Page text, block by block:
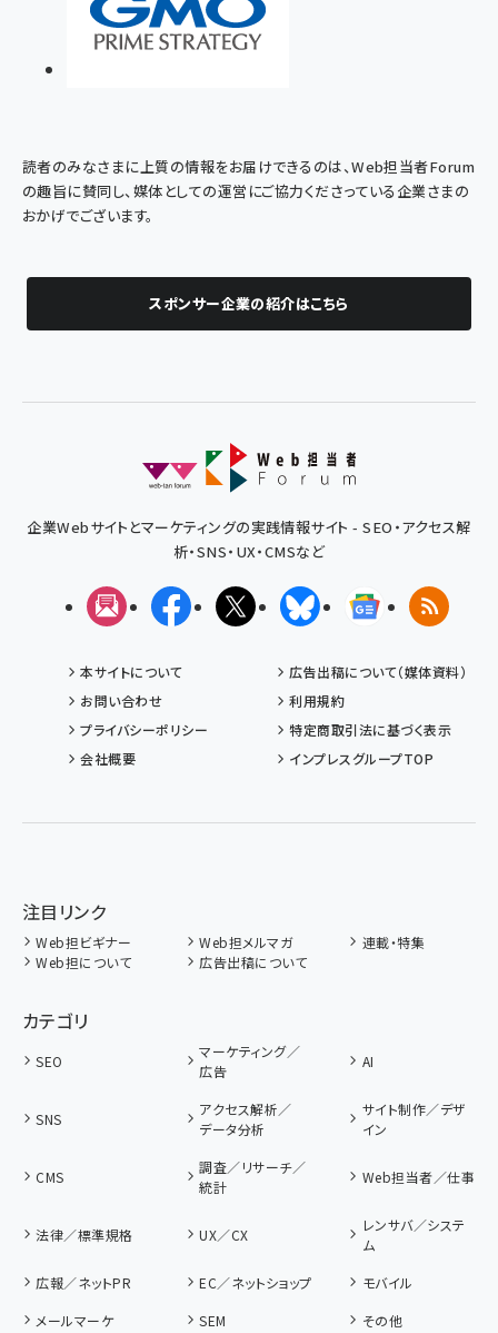
読者のみなさまに上質の情報をお届けできるのは、Web担当者Forum
の趣旨に賛同し、媒体としての運営にご協力くださっている企業さまの
おかげでございます。
スポンサー企業の紹介はこちら
企業Webサイトとマーケティングの実践情報サイト - SEO・アクセス解
析・SNS・UX・CMSなど
メルマガFacebookX(エックス)BlueskyGoogleニュ
RSS
本サイトについて
広告出稿について（媒体資料）
お問い合わせ
利用規約
プライバシーポリシー
特定商取引法に基づく表示
会社概要
インプレスグループTOP
注目リンク
Web担ビギナー Web担メルマガ
連載・特集
Web担について
広告出稿について
カテゴリ
SEO
マーケティング／
広告
AI
SNS
アクセス解析／
データ分析
サイト制作／デザ
イン
CMS
調査／リサーチ／
統計
Web担当者／仕事
法律／標準規格 UX／CX
レンサバ／システ
ム
広報／ネットPR
EC／ネットショップ
モバイル
メールマーケ
SEM その他